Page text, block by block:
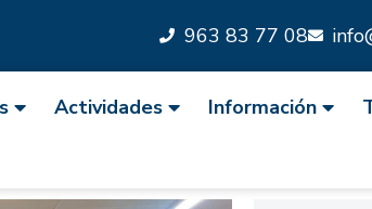
963 83 77 08
Actividades Información